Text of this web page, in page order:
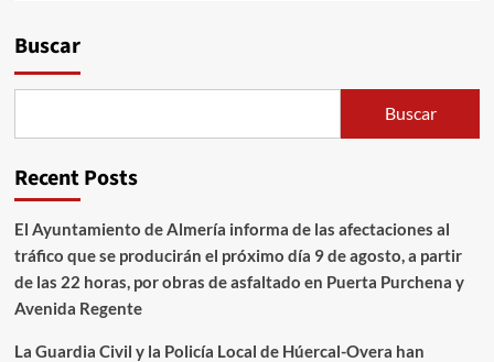
Buscar
Buscar
Recent Posts
El Ayuntamiento de Almería informa de las afectaciones al
tráfico que se producirán el próximo día 9 de agosto, a partir
de las 22 horas, por obras de asfaltado en Puerta Purchena y
Avenida Regente
La Guardia Civil y la Policía Local de Húercal-Overa han